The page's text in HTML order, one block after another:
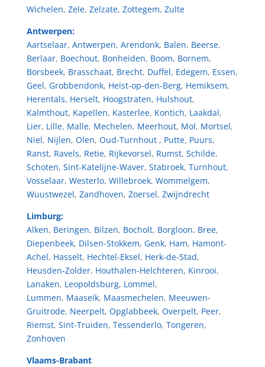
Wichelen, Zele, Zelzate, Zottegem, Zulte
Antwerpen:
Aartselaar, Antwerpen, Arendonk, Balen, Beerse,
Berlaar, Boechout, Bonheiden, Boom, Bornem,
Borsbeek, Brasschaat, Brecht, Duffel, Edegem, Essen,
Geel, Grobbendonk, Heist-op-den-Berg, Hemiksem,
Herentals, Herselt, Hoogstraten, Hulshout,
Kalmthout, Kapellen, Kasterlee, Kontich, Laakdal,
Lier, Lille, Malle, Mechelen, Meerhout, Mol, Mortsel,
Niel, Nijlen, Olen, Oud-Turnhout , Putte, Puurs,
Ranst, Ravels, Retie, Rijkevorsel, Rumst, Schilde,
Schoten, Sint-Katelijne-Waver, Stabroek, Turnhout,
Vosselaar, Westerlo, Willebroek, Wommelgem,
Wuustwezel, Zandhoven, Zoersel, Zwijndrecht
Limburg:
Alken, Beringen, Bilzen, Bocholt, Borgloon, Bree,
Diepenbeek, Dilsen-Stokkem, Genk, Ham, Hamont-
Achel, Hasselt, Hechtel-Eksel, Herk-de-Stad,
Heusden-Zolder, Houthalen-Helchteren, Kinrooi,
Lanaken, Leopoldsburg, Lommel,
Lummen, Maaseik, Maasmechelen, Meeuwen-
Gruitrode, Neerpelt, Opglabbeek, Overpelt, Peer,
Riemst, Sint-Truiden, Tessenderlo, Tongeren,
Zonhoven
Vlaams-Brabant